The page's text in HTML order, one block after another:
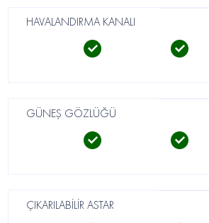
HAVALANDIRMA KANALI
GÜNEŞ GÖZLÜĞÜ
ÇIKARILABİLİR ASTAR